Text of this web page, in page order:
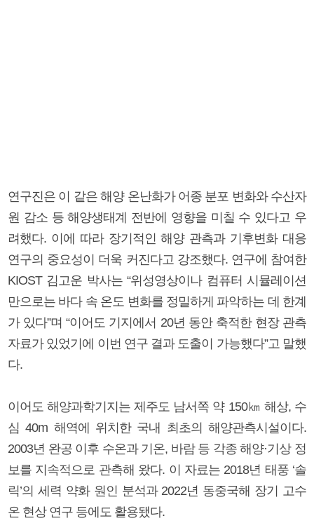
연구진은 이 같은 해양 온난화가 어종 분포 변화와 수산자
원 감소 등 해양생태계 전반에 영향을 미칠 수 있다고 우
려했다. 이에 따라 장기적인 해양 관측과 기후변화 대응
연구의 중요성이 더욱 커진다고 강조했다. 연구에 참여한
KIOST 김고운 박사는 “위성영상이나 컴퓨터 시뮬레이션
만으로는 바다 속 온도 변화를 정밀하게 파악하는 데 한계
가 있다”며 “이어도 기지에서 20년 동안 축적한 현장 관측
자료가 있었기에 이번 연구 결과 도출이 가능했다”고 말했
다.
이어도 해양과학기지는 제주도 남서쪽 약 150㎞ 해상, 수
심 40m 해역에 위치한 국내 최초의 해양관측시설이다.
2003년 완공 이후 수온과 기온, 바람 등 각종 해양·기상 정
보를 지속적으로 관측해 왔다. 이 자료는 2018년 태풍 ‘솔
릭’의 세력 약화 원인 분석과 2022년 동중국해 장기 고수
온 현상 연구 등에도 활용됐다.